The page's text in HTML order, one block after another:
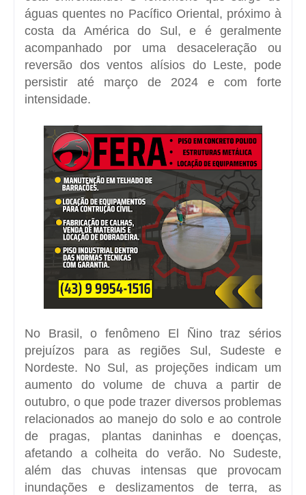
águas quentes no Pacífico Oriental, próximo à
costa da América do Sul, e é geralmente
acompanhado por uma desaceleração ou
reversão dos ventos alísios do Leste, pode
persistir até março de 2024 e com forte
intensidade.
No Brasil, o fenômeno El Ñino traz sérios
prejuízos para as regiões Sul, Sudeste e
Nordeste. No Sul, as projeções indicam um
aumento do volume de chuva a partir de
outubro, o que pode trazer diversos problemas
relacionados ao manejo do solo e ao controle
de pragas, plantas daninhas e doenças,
afetando a colheita do verão. No Sudeste,
além das chuvas intensas que provocam
inundações e deslizamentos de terra, as